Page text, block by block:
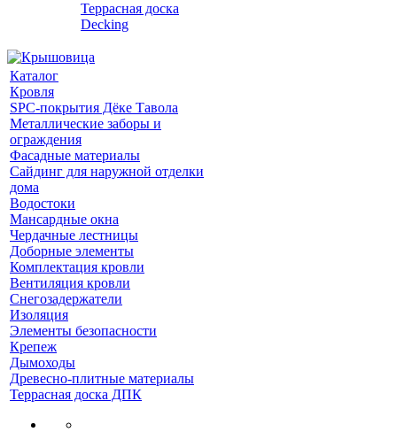
Террасная доска
Decking
Каталог
Кровля
SPC-покрытия Дёке Тавола
Металлические заборы и
ограждения
Фасадные материалы
Сайдинг для наружной отделки
дома
Водостоки
Мансардные окна
Чердачные лестницы
Доборные элементы
Комплектация кровли
Вентиляция кровли
Снегозадержатели
Изоляция
Элементы безопасности
Крепеж
Дымоходы
Древесно-плитные материалы
Террасная доска ДПК